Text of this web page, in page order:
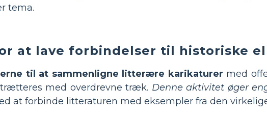
tema.
at lave forbindelser til historiske
til at sammenligne litterære karikaturer med
med overdrevne træk. Denne aktivitet øger
at forbinde litteraturen med eksempler fra den